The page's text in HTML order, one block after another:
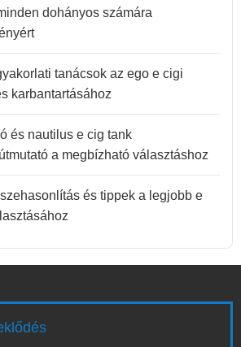
dohányos számára
tanácsok az ego e cigi
karbantartásához
és nautilus e cig tank
a megbízható választáshoz
és tippek a legjobb e